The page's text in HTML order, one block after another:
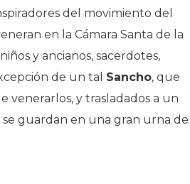
del movimiento del
en la Cámara Santa de la
y ancianos, sacerdotes,
de un tal Sancho, que
venerarlos, y trasladados a un
se guardan en una gran urna de